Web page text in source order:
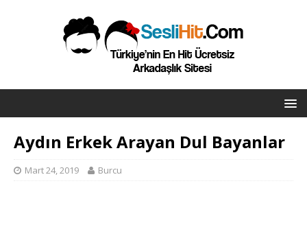
Aydın Erkek Arayan Dul Bayanlar
Mart 24, 2019 Burcu